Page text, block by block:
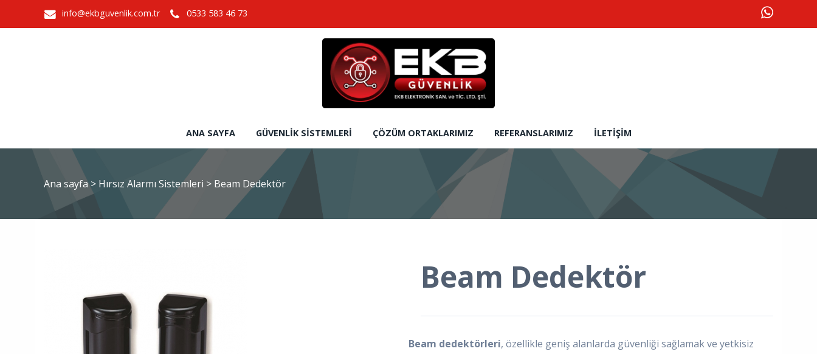
info@ekbguvenlik.com.tr 0533 583 46 73
ANA SAYFA GÜVENLIK SISTEMLERI ÇÖZÜM ORTAKLARIMIZ REFERANSLARIMIZ İLETIŞIM
Ana sayfa > Hırsız Alarmı Sistemleri > Beam Dedektör
Beam Dedektör
Beam dedektörleri, özellikle geniş alanlarda güvenliği sağlamak ve yetkisiz